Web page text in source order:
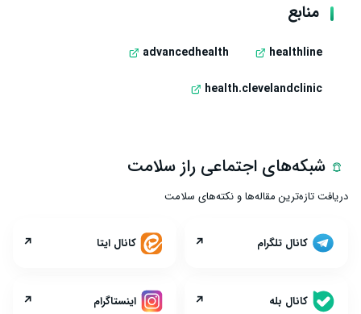
منابع
healthline
advancedhealth
health.clevelandclinic
شبکه‌های اجتماعی راز سلامت
دریافت تازه‌ترین مقاله‌ها و نکته‌های سلامت
کانال تلگرام ↗ کانال ایتا ↗
کانال بله ↗ اینستاگرام ↗